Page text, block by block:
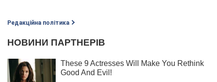
Редакційна політика